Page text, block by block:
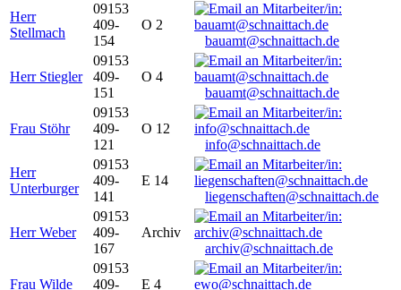
Herr
Stellmach
09153
409-
154
O 2
bauamt@schnaittach.de
Herr Stiegler
09153
409-
151
O 4
bauamt@schnaittach.de
Frau Stöhr
09153
409-
121
O 12
info@schnaittach.de
Herr
Unterburger
09153
409-
141
E 14
liegenschaften@schnaittach.de
Herr Weber
09153
409-
167
Archiv
archiv@schnaittach.de
Frau Wilde
09153
409-
E 4